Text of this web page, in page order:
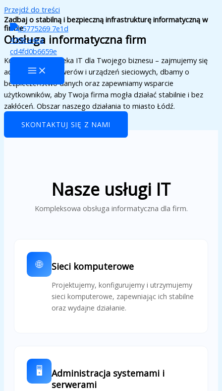
Przejdź do treści
Zadbaj o stabilną i bezpieczną infrastrukturę informatyczną w
firmie
Obsługa informatyczna firm
Kompleksowa opieka IT dla Twojego biznesu – zajmujemy się
administracją serwerów i urządzeń sieciowych, dbamy o
bezpieczeństwo danych oraz zapewniamy wsparcie
użytkowników, aby Twoja firma mogła działać stabilnie i bez
zakłóceń. Obszar naszego działania to miasto Łódź.
SKONTAKTUJ SIĘ Z NAMI
Nasze usługi IT
Kompleksowa obsługa informatyczna dla firm.
🌐 Sieci komputerowe
Projektujemy, konfigurujemy i utrzymujemy
sieci komputerowe, zapewniając ich stabilne
oraz wydajne działanie.
🖥️
Administracja systemami i
serwerami